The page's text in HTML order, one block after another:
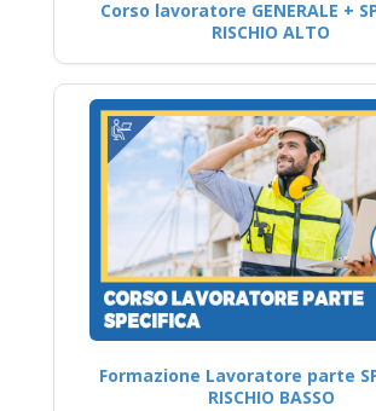
Corso lavoratore GENERALE +
RISCHIO ALTO
Formazione Lavoratore parte
RISCHIO BASSO